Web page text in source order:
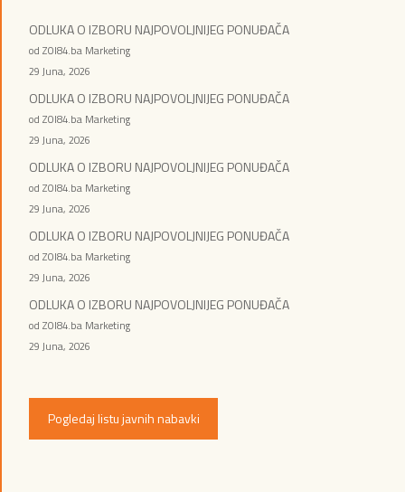
ODLUKA O IZBORU NAJPOVOLJNIJEG PONUĐAČA
od ZOI84.ba Marketing
29 Juna, 2026
ODLUKA O IZBORU NAJPOVOLJNIJEG PONUĐAČA
od ZOI84.ba Marketing
29 Juna, 2026
ODLUKA O IZBORU NAJPOVOLJNIJEG PONUĐAČA
od ZOI84.ba Marketing
29 Juna, 2026
ODLUKA O IZBORU NAJPOVOLJNIJEG PONUĐAČA
od ZOI84.ba Marketing
29 Juna, 2026
ODLUKA O IZBORU NAJPOVOLJNIJEG PONUĐAČA
od ZOI84.ba Marketing
29 Juna, 2026
Pogledaj listu javnih nabavki